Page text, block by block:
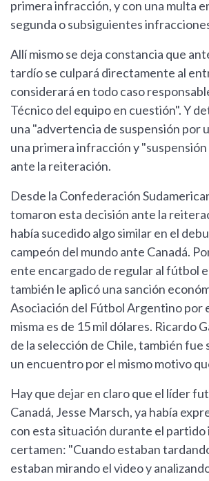
primera infracción, y con una multa
segunda o subsiguientes
Allí mismo se deja constancia que
tardío se culpará directamente al
considerará en todo caso
Técnico del equipo en cuestión". Y
una "advertencia de suspensión por
una primera infracción y
ante la reiteración.
Desde la Confederación
tomaron esta decisión ante la
había sucedido algo similar en el
campeón del mundo ante Canadá.
ente encargado de regular al fútbol
también le aplicó una sanción
Asociación del Fútbol Argentino por
misma es de 15 mil dólares. Ricardo
de la selección de Chile, también fue
un encuentro por el mismo motivo
Hay que dejar en claro que el líder
Canadá, Jesse Marsch, ya había
con esta situación durante el partido
certamen: "Cuando estaban
estaban mirando el video y